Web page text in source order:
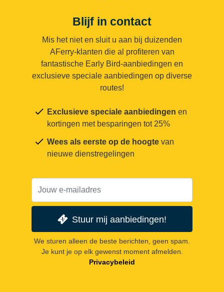
Blijf in contact
Mis het niet en sluit u aan bij duizenden
AFerry-klanten die al profiteren van
fantastische Early Bird-aanbiedingen en
exclusieve speciale aanbiedingen op diverse
routes!
Exclusieve speciale aanbiedingen en
kortingen met besparingen tot 25%
Wees als eerste op de hoogte van
nieuwe dienstregelingen
Stuur mij aanbiedingen!
We sturen alleen de beste berichten, geen spam.
Je kunt je op elk gewenst moment afmelden.
Privacybeleid